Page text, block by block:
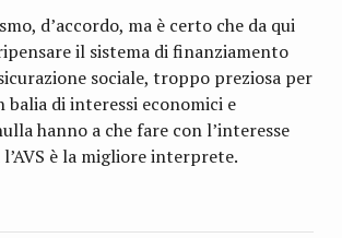
d’accordo, ma è certo che da qui
il sistema di finanziamento
sociale, troppo preziosa per
balia di interessi economici e
hanno a che fare con l’interesse
è la migliore interprete.